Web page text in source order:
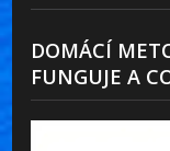
DOMÁCÍ
FUNGUJE A